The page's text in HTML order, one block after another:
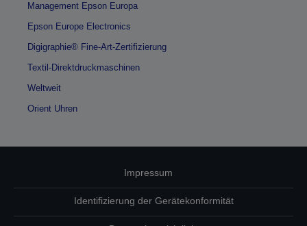
Management Epson Europa
Epson Europe Electronics
Digigraphie® Fine-Art-Zertifizierung
Textil-Direktdruckmaschinen
Weltweit
Orient Uhren
Impressum
Identifizierung der Gerätekonformität